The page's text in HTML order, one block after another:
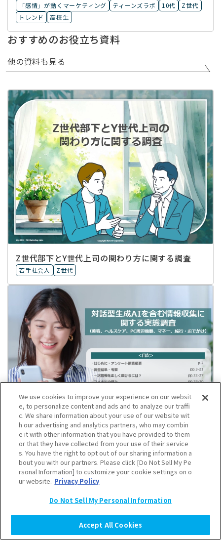
「感情」が動くマーケティング ティーンズラボ 10代
Z世代
トレンド
高校生
おすすめのお役立ち資料
他の資料も見る
Z世代部下とY世代上司の関わり方に関する調査
若手社会人 Z世代
対話型生成AIを含む情報収集に​関する実態調査
若手社会人 SNS Z世代 働く女性 大学生 子育て層
We use cookies to improve your experience on our websit
e, to personalize content and ads and to analyze our traffi
c. We share information about your use of our website wit
h our advertising and analytics partners, who may combin
e it with other information that you have provided to them
or that they have collected from your use of their service
s. You have the right to opt out of our sharing information a
bout you with our partners. Please click [Do Not Sell My Pe
rsonal Information] to customize your cookie settings on o
ur website. Privacy Policy
Do Not Sell My Personal Information
Accept All Cookies